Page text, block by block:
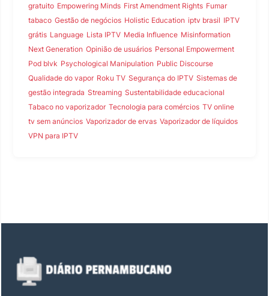
gratuito Empowering Minds First Amendment Rights Fumar
tabaco Gestão de negócios Holistic Education iptv brasil IPTV
grátis Language Lista IPTV Media Influence Misinformation
Next Generation Opinião de usuários Personal Empowerment
Pod blvk Psychological Manipulation Public Discourse
Qualidade do vapor Roku TV Segurança do IPTV Sistemas de
gestão integrada Streaming Sustentabilidade educacional
Tabaco no vaporizador Tecnologia para comércios TV online
tv sem anúncios Vaporizador de ervas Vaporizador de líquidos
VPN para IPTV